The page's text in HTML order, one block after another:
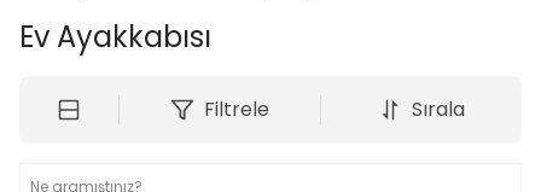
Ev Ayakkabısı
Filtrele Sırala